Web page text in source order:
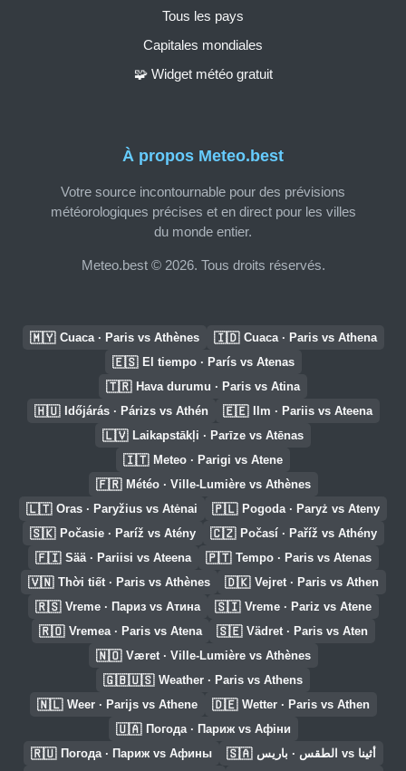
À propos Meteo.best
Votre source incontournable pour des prévisions
météorologiques précises et en direct pour les villes
du monde entier.
Meteo.best © 2026. Tous droits réservés.
Tous les pays
Capitales mondiales
🧩 Widget météo gratuit
🇲🇾 Cuaca · Paris vs Athènes 🇮🇩 Cuaca · Paris vs Athena
🇪🇸 El tiempo · París vs Atenas
🇹🇷 Hava durumu · Paris vs Atina
🇭🇺 Időjárás · Párizs vs Athén 🇪🇪 Ilm · Pariis vs Ateena
🇱🇻 Laikapstākļi · Parīze vs Atēnas
🇮🇹 Meteo · Parigi vs Atene
🇫🇷 Météo · Ville-Lumière vs Athènes
🇱🇹 Oras · Paryžius vs Atėnai 🇵🇱 Pogoda · Paryż vs Ateny
🇸🇰 Počasie · Paríž vs Atény 🇨🇿 Počasí · Paříž vs Athény
🇫🇮 Sää · Pariisi vs Ateena 🇵🇹 Tempo · Paris vs Atenas
🇻🇳 Thời tiết · Paris vs Athènes 🇩🇰 Vejret · Paris vs Athen
🇷🇸 Vreme · Париз vs Атина 🇸🇮 Vreme · Pariz vs Atene
🇷🇴 Vremea · Paris vs Atena 🇸🇪 Vädret · Paris vs Aten
🇳🇴 Været · Ville-Lumière vs Athènes
🇬🇧🇺🇸 Weather · Paris vs Athens
🇳🇱 Weer · Parijs vs Athene 🇩🇪 Wetter · Paris vs Athen
🇺🇦 Погода · Париж vs Афіни
🇷🇺 Погода · Париж vs Афины 🇸🇦 الطقس · باريس vs أثينا